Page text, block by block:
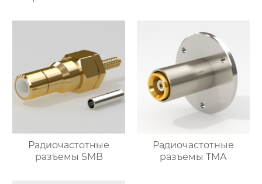
Радиочастотные
разъемы SMB
Радиочастотные
разъемы TMA